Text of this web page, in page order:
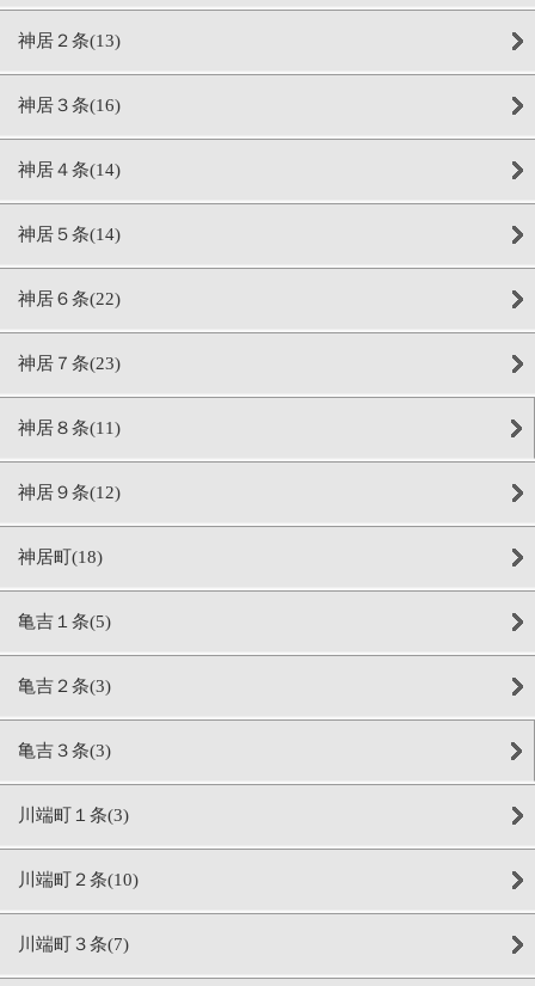
神居２条(13)
神居３条(16)
神居４条(14)
神居５条(14)
神居６条(22)
神居７条(23)
神居８条(11)
神居９条(12)
神居町(18)
亀吉１条(5)
亀吉２条(3)
亀吉３条(3)
川端町１条(3)
川端町２条(10)
川端町３条(7)